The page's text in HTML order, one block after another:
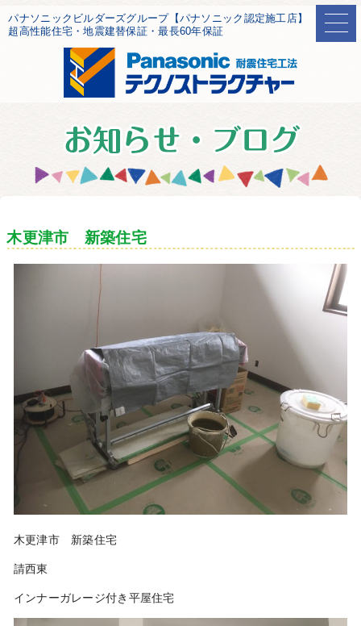
パナソニックビルダーズグループ【パナソニック認定施工店】
超高性能住宅・地震建替保証・最長60年保証
木更津市 新築住宅
木更津市 新築住宅
請西東
インナーガレージ付き平屋住宅